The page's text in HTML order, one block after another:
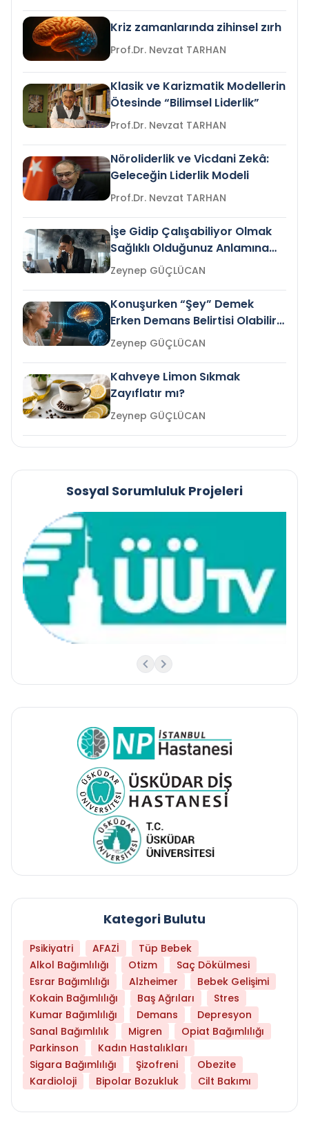
Kriz zamanlarında zihinsel zırh
Prof.Dr. Nevzat TARHAN
Klasik ve Karizmatik Modellerin
Ötesinde “Bilimsel Liderlik”
Prof.Dr. Nevzat TARHAN
Nöroliderlik ve Vicdani Zekâ:
Geleceğin Liderlik Modeli
Prof.Dr. Nevzat TARHAN
İşe Gidip Çalışabiliyor Olmak
Sağlıklı Olduğunuz Anlamına
Gelir mi?Zeynep GÜÇLÜCAN
Konuşurken “Şey” Demek
Erken Demans Belirtisi Olabilir
mi?
Zeynep GÜÇLÜCAN
Kahveye Limon Sıkmak
Zayıflatır mı?
Zeynep GÜÇLÜCAN
Sosyal Sorumluluk Projeleri
Kategori Bulutu
Psikiyatri AFAZİ
Tüp Bebek
Alkol Bağımlılığı
Otizm
Saç Dökülmesi
Esrar Bağımlılığı
Alzheimer
Bebek Gelişimi
Kokain Bağımlılığı
Baş Ağrıları
Stres
Kumar Bağımlılığı
Demans
Depresyon
Sanal Bağımlılık
Migren
Opiat Bağımlılığı
Parkinson
Kadın Hastalıkları
Sigara Bağımlılığı
Şizofreni
Obezite
Kardioloji
Bipolar Bozukluk Cilt Bakımı